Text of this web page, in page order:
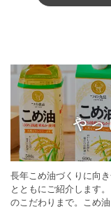
長年こめ油づくりに向
とともにご紹介します
のこだわりまで。こめ